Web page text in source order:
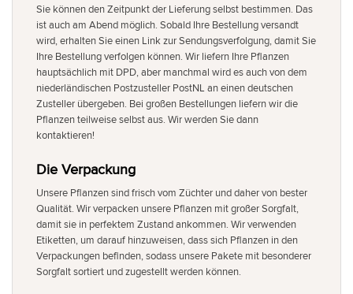
Sie können den Zeitpunkt der Lieferung selbst bestimmen. Das
ist auch am Abend möglich. Sobald Ihre Bestellung versandt
wird, erhalten Sie einen Link zur Sendungsverfolgung, damit Sie
Ihre Bestellung verfolgen können. Wir liefern Ihre Pflanzen
hauptsächlich mit DPD, aber manchmal wird es auch von dem
niederländischen Postzusteller PostNL an einen deutschen
Zusteller übergeben. Bei großen Bestellungen liefern wir die
Pflanzen teilweise selbst aus. Wir werden Sie dann
kontaktieren!
Die Verpackung
Unsere Pflanzen sind frisch vom Züchter und daher von bester
Qualität. Wir verpacken unsere Pflanzen mit großer Sorgfalt,
damit sie in perfektem Zustand ankommen. Wir verwenden
Etiketten, um darauf hinzuweisen, dass sich Pflanzen in den
Verpackungen befinden, sodass unsere Pakete mit besonderer
Sorgfalt sortiert und zugestellt werden können.